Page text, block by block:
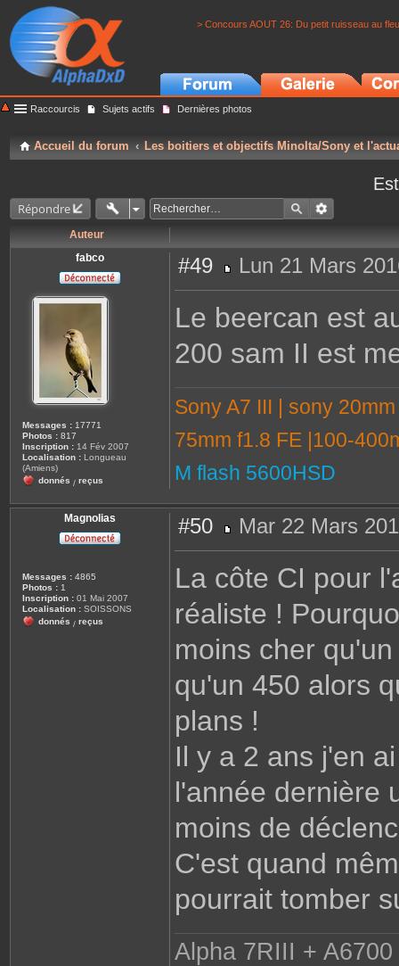
> Concours AOUT 26: Du petit ruisseau au
Raccourcis Sujets actifs Dernières photos
Accueil du forum Les boitiers et objectifs Minolta/Sony et
Répondre
Auteur
fabco
Messages : 17771
Photos : 817
Inscription : 14 Fév 2007
Localisation : Longueau
(Amiens)
donnés / reçus
#49
e
a
Lun 21 Mars
Le beercan est
200 sam II est
Sony A7 III | sony
75mm f1.8 FE |100-
M flash 5600HSD
Magnolias
Messages : 4865
Photos : 1
Inscription : 01 Mai 2007
Localisation : SOISSONS
donnés / reçus
#50
e
s
a
Mar 22 Mars
La côte CI pour
réaliste !
moins cher
qu'un 450 alors
plans !
Il y a 2 ans j'en
l'année dernière
moins de
C'est quand
pourrait tomber
Alpha 7RIII +